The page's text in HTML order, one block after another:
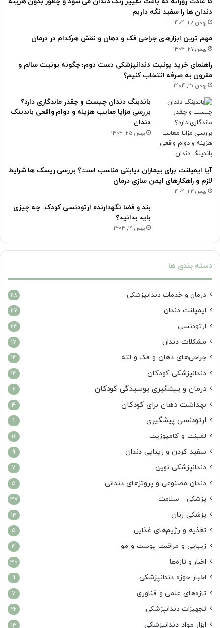
دندان ها را سفید نگه داریم
بهمن 28, 1404
مهم ترین ابزارهای جراحی فک و دهان و نقش هرکدام در درمان
بهمن 27, 1404
راهنمای خرید یونیت دندانپزشکی دست دوم؛ چگونه یونیت سالم و
مقرون به صرفه انتخاب کنیم؟
بهمن 26, 1404
باندینگ دندان چیست و چقدر ماندگاری دارد؟
بررسی مزایا معایب هزینه و دوام واقعی باندینگ
دندان
بهمن 25, 1404
آیا ایمپلنت برای بیماران دیابتی مناسب است؟ بررسی ریسک ها شرایط
لازم و راهکارهای ایمن سازی درمان
بهمن 23, 1404
بند و فضا نگهدارنده ارتودنسی کودک: چه چیزی
باید بدانید؟
بهمن 19, 1404
دسته بندی ها
درمان‌ و خدمات دندانپزشکی 118
ایمپلنت دندان 27
ارتودنسی 23
مشکلات دندان 17
جراحی‌های دهان و فک و لثه 13
دندانپزشکی کودکان 13
درمان و پیشگیری پوسیدگی کودکان 6
بهداشت دهان برای کودکان 4
ارتودنسی پیشگیری 1
لمینت و کامپوزیت 12
سفید کردن و زیبایی دندان 9
دندانپزشکی نوین 7
دندان مصنوعی و پروتزهای دندانی 5
پزشکی – سلامت 37
پزشکی زنان 13
تغذیه و رژیم‌های غذایی 5
زیبایی و مراقبت پوست و مو 3
اخبار و تازه‌ها 30
اخبار حوزه دندانپزشکی 9
تازه‌های علمی و فناوری 7
تجهیزات دندانپزشکی 22
ابزار مواد دندانپزشکی 13